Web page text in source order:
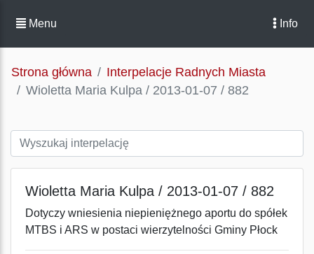
Menu Info
Strona główna
Interpelacje Radnych Miasta
Wioletta Maria Kulpa / 2013-01-07 / 882
Wioletta Maria Kulpa / 2013-01-07 / 882
Dotyczy wniesienia niepieniężnego aportu do spółek
MTBS i ARS w postaci wierzytelności Gminy Płock